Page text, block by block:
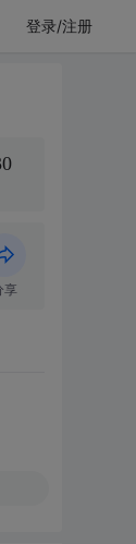
登录/注册
享